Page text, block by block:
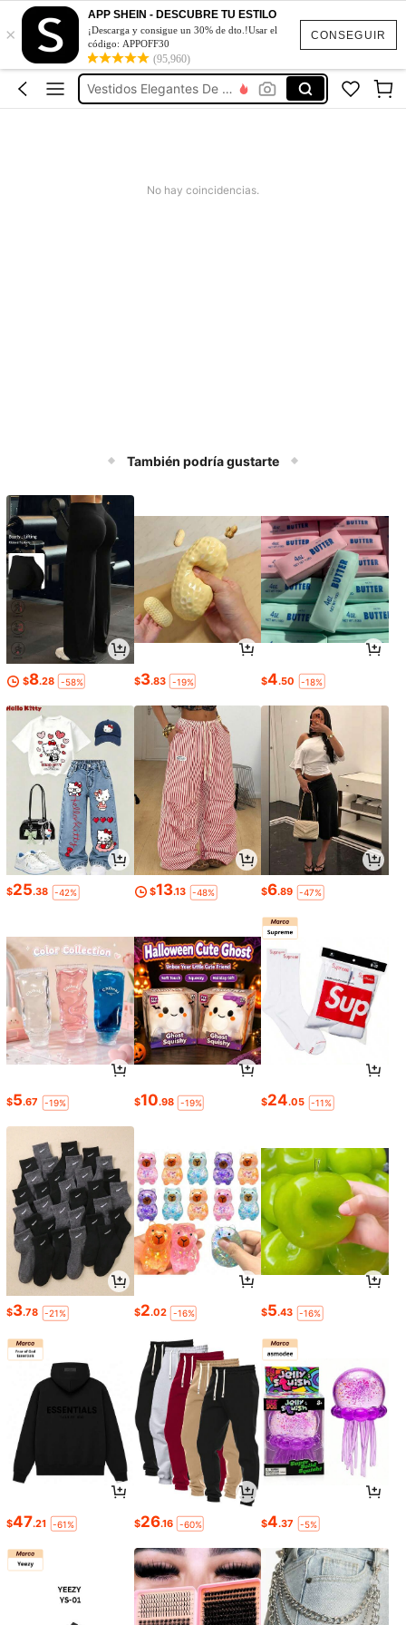
CONSEGUIR
×
APP SHEIN - DESCUBRE TU ESTILO
¡Descarga y consigue un 30% de dto.!Usar el
código: APPOFF30
(95,960)
Squishies
Embarcación
Blusas Bonitas De Mujer
No hay coincidencias.
También podría gustarte
$8.28 -58% $3.83 -19% $4.50 -18%
$25.38 -42% $13.13 -48% $6.89 -47%
$5.67 -19% $10.98 -19% $24.05 -11%
$3.78 -21% $2.02 -16% $5.43 -16%
$47.21 -61% $26.16 -60% $4.37 -5%